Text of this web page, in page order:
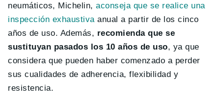
neumáticos, Michelin,aconseja que se realice una
inspección exhaustiva anual a partir de los cinco
años de uso. Además, recomienda que se
sustituyan pasados los 10 años de uso, ya que
considera que pueden haber comenzado a perder
sus cualidades de adherencia, flexibilidad y
resistencia.